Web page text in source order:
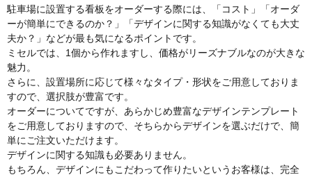
駐車場に設置する看板をオーダーする際には、「コスト」「オーダ
ーが簡単にできるのか？」「デザインに関する知識がなくても大丈
夫か？」などが最も気になるポイントです。
ミセルでは、1個から作れますし、価格がリーズナブルなのが大きな
魅力。
さらに、設置場所に応じて様々なタイプ・形状をご用意しておりま
すので、選択肢が豊富です。
オーダーについてですが、あらかじめ豊富なデザインテンプレート
をご用意しておりますので、そちらからデザインを選ぶだけで、簡
単にご注文いただけます。
デザインに関する知識も必要ありません。
もちろん、デザインにもこだわって作りたいというお客様は、完全